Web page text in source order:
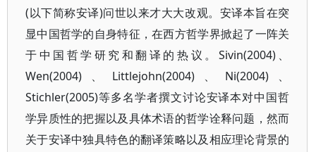
(以下简称安译)问世以来才大大改观。安译本旨在突
显中国哲学的自身特征，在西方哲学界掀起了一阵关
于中国哲学研究和翻译的热议。Sivin(2004)、
Wen(2004)、Littlejohn(2004)、Ni(2004)、
Stichler(2005)等多名学者撰文讨论安译本对中国哲
学异质性的把握以及具体术语的哲学诠释问题，然而
关于安译中独具特色的翻译策略以及相应理论背景的